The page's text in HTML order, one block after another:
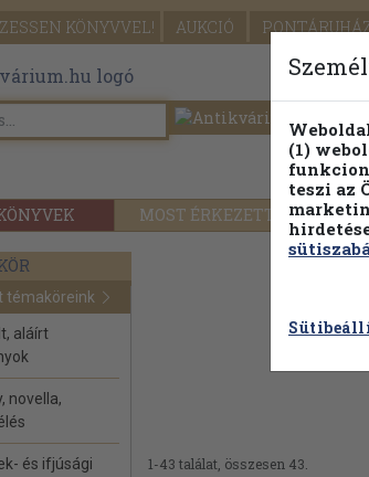
KÖNYVVEL! AUKCIÓ
MOST ÉRKEZETT
témaköreink
aláírt
novella,
és ifjúsági
1-43 találat, összesen 43.
(1)
teszi az